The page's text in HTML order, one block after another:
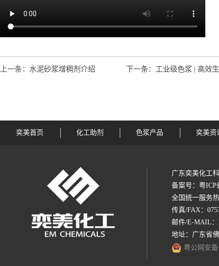
上一条：水泥砂浆增稠剂介绍 下一条：工业级色浆 | 高效
奕美首页 化工助剂 色浆产品 奕美资
广东奕美化工
备案号： 粤ICP
全国统一服务
传真/FAX：
邮件/E-MAIL：
地址：广东省
粤公网安备